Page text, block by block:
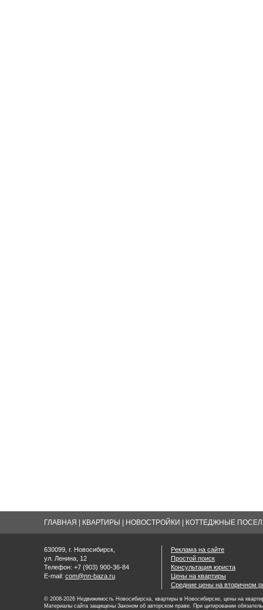
ГЛАВНАЯ КВАРТИРЫ НОВОСТРОЙКИ КОТТЕДЖНЫЕ
630099, г. Новосибирск,
ул. Ленина, 12
Телефон: +7 (903) 900-36-84
E-mail: com@nn-baza.ru
Реклама на сайте
Простой поиск
Консультация юриста
Цены на квартиры
Средние цены на вторичном
© 2008-2026 Недвижимость Новосибирска, квартиры в Новосибирске, цены на
Материалы сайта защищены Законом об авторском праве. При цитировании